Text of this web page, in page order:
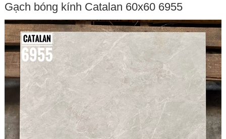
Gạch bóng kính Catalan 60x60 6955